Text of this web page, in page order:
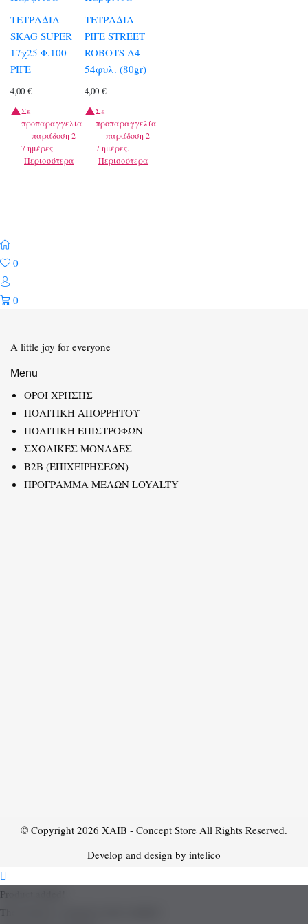
ΤΕΤΡΑΔΙΑ
SKAG SUPER
17χ25 Φ.100
ΡΙΓΕ
4,00 €
Σε
προπαραγγελία
— παράδοση 2–
7 ημέρες.
Περισσότερα
ΤΕΤΡΑΔΙΑ
ΡΙΓΕ STREET
ROBOTS A4
54φυλ. (80gr)
4,00€
Σε
προπαραγγελία
— παράδοση 2–
7 ημέρες.
Περισσότερα
0
0
A little joy for everyone
Menu
ΟΡΟΙ ΧΡΗΣΗΣ
ΠΟΛΙΤΙΚΗ ΑΠΟΡΡΗΤΟΥ
ΠΟΛΙΤΙΚΗ ΕΠΙΣΤΡΟΦΩΝ
ΣΧΟΛΙΚΕΣ ΜΟΝΑΔΕΣ
B2B (ΕΠΙΧΕΙΡΗΣΕΩΝ)
ΠΡΟΓΡΑΜΜΑ ΜΕΛΩΝ LOYALTY
© Copyright 2026 XAIB - Concept Store All Rights Reserved.
Develop and design by intelico
Product added!
The product is already in the wishlist!